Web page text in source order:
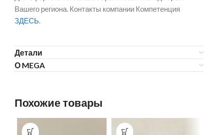
Вашего региона. Контакты компании Компетенция
ЗДЕСЬ.
Детали
О MEGA
Похожие товары